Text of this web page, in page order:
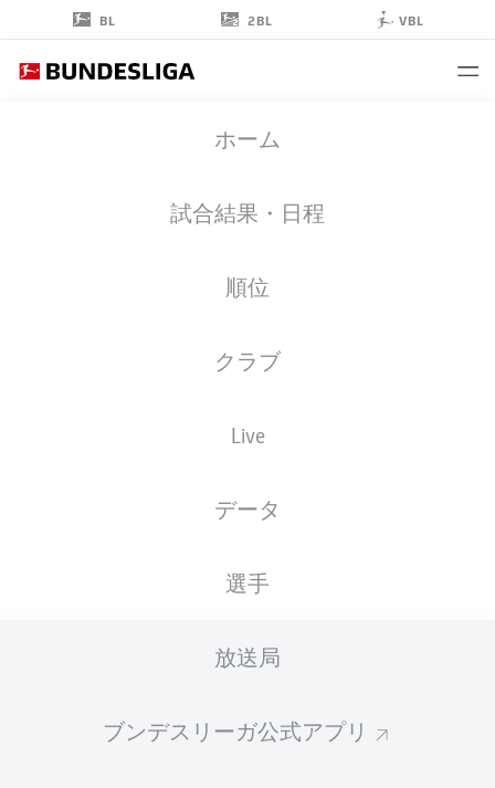
BL 2BL VBL
ホーム
試合結果・日程
順位
クラブ
Live
データ
選手
放送局
ブンデスリーガ公式アプリ